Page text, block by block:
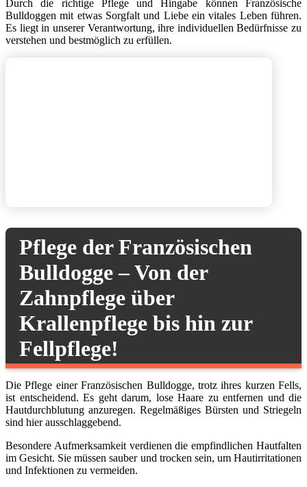
Durch die richtige Pflege und Hingabe können Französische
Bulldoggen mit etwas Sorgfalt und Liebe ein vitales Leben führen.
Es liegt in unserer Verantwortung, ihre individuellen Bedürfnisse zu
verstehen und bestmöglich zu erfüllen.
Pflege der Französischen
Bulldogge – Von der
Zahnpflege über
Krallenpflege bis hin zur
Fellpflege!
Die Pflege einer Französischen Bulldogge, trotz ihres kurzen Fells,
ist entscheidend. Es geht darum, lose Haare zu entfernen und die
Hautdurchblutung anzuregen. Regelmäßiges Bürsten und Striegeln
sind hier ausschlaggebend.
Besondere Aufmerksamkeit verdienen die empfindlichen Hautfalten
im Gesicht. Sie müssen sauber und trocken sein, um Hautirritationen
und Infektionen zu vermeiden.